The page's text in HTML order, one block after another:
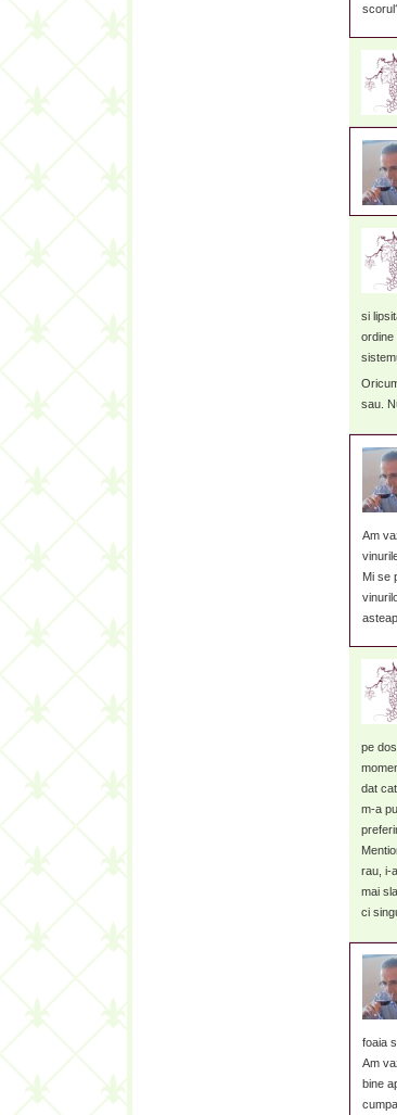
si
ordine
sau.
Am
Mi se
pe
dat
m-a
rau, i-
mai
ci
foaia
Am
bine